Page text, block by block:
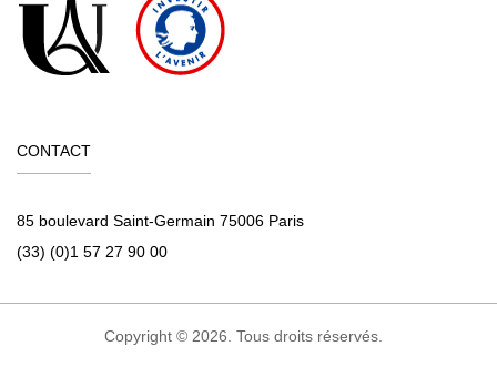
CONTACT
85 boulevard Saint-Germain 75006 Paris
(33) (0)1 57 27 90 00
Copyright © 2026. Tous droits réservés.